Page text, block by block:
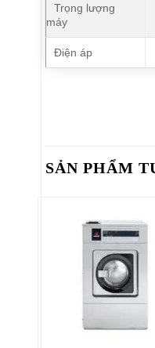
Trọng lượng
máy
Điện áp
SẢN PHẨM